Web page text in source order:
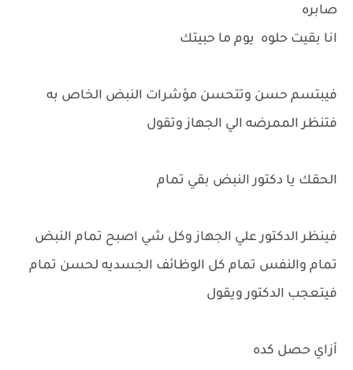
صابره
انا بقيت حلوه يوم ما حبيتك
فيبتسم حسن وتتحسن مؤشرات النبض الخاص به
فتنظر الممرضه الي الجهاز وتقول
الحقك يا دكتور النبض بقي تمام
فينظر الدكتور علي الجهاز وكل شي اصبح تمام النبض
تمام والنفس تمام كل الوظائف الجسديه لحسن تمام
فيتعجب الدكتور ويقول
أزاي حصل كده